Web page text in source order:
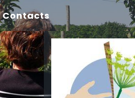
Contacts